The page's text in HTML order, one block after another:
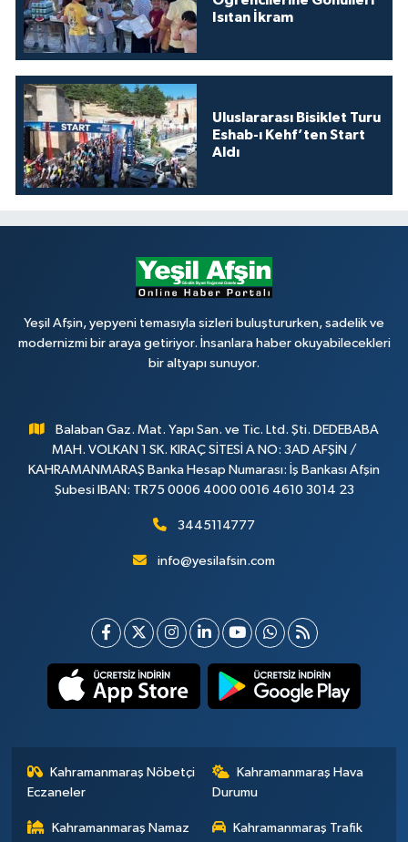
Isıtan İkram
Uluslararası Bisiklet Turu
Eshab-ı Kehf’ten Start
Aldı
Yeşil Afşin, yepyeni temasıyla sizleri buluştururken, sadelik ve
modernizmi bir araya getiriyor. İnsanlara haber okuyabilecekleri
bir altyapı sunuyor.
Balaban Gaz. Mat. Yapı San. ve Tic. Ltd. Şti. DEDEBABA
MAH. VOLKAN 1 SK. KIRAÇ SİTESİ A NO: 3AD AFŞİN /
KAHRAMANMARAŞ Banka Hesap Numarası: İş Bankası Afşin
Şubesi IBAN: TR75 0006 4000 0016 4610 3014 23
3445114777
info@yesilafsin.com
Kahramanmaraş Nöbetçi
Eczaneler
Kahramanmaraş Hava
Durumu
Kahramanmaraş Namaz
Kahramanmaraş Trafik